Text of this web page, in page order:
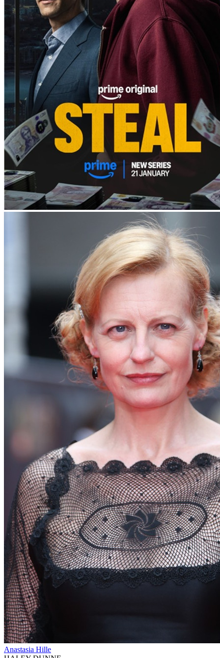
Anastasia Hille